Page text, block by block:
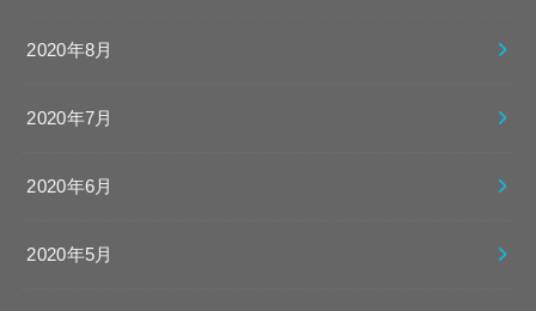
2020年8月
2020年7月
2020年6月
2020年5月